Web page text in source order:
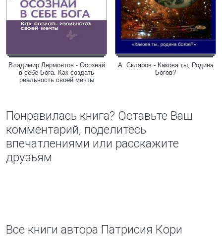
Владимир Лермонтов - Осознай
в себе Бога. Как создать
реальность своей мечты
А. Скляров - Какова ты, Родина
Богов?
Понравилась книга? Оставьте Ваш
комментарий, поделитесь
впечатлениями или расскажите
друзьям
Все книги автора Патрисия Кори